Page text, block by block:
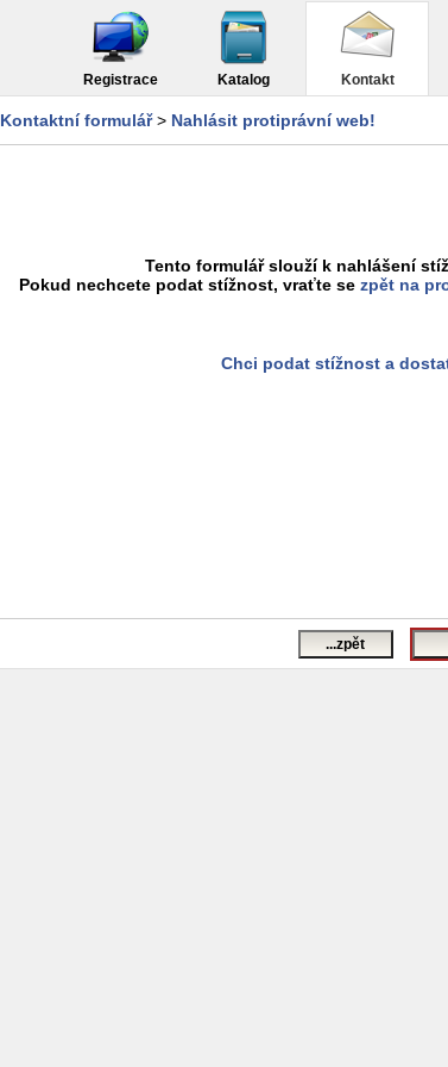
Registrace Katalog Kontakt
Kontaktní formulář> Nahlásit protiprávní web!
Tento formulář slouží k nahlášení
Pokud nechcete podat stížnost, vraťte se zpět na
Chci podat stížnost a